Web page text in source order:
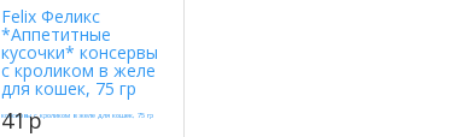
Felix Феликс
*Аппетитные
кусочки* консервы
с кроликом в желе
для кошек, 75 гр
41p